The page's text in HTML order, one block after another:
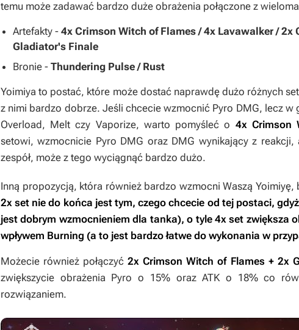
temu może zadawać bardzo duże obrażenia połączone z
Artefakty - 4x Crimson Witch of Flames / 4x Lavawalker / 2x
Gladiator's Finale
Bronie - Thundering Pulse / Rust
Yoimiya to postać, które może dostać naprawdę dużo różnych
z nimi bardzo dobrze. Jeśli chcecie wzmocnić Pyro DMG, lecz w
Overload, Melt czy Vaporize, warto pomyśleć o 4x Crimson
setowi, wzmocnicie Pyro DMG oraz DMG wynikający z reakcji,
zespół, może z tego wyciągnąć bardzo dużo.
Inną propozycją, która również bardzo wzmocni Waszą
2x set nie do końca jest tym, czego chcecie od tej postaci,
jest dobrym wzmocnieniem dla tanka), o tyle 4x set zwiększa
wpływem Burning (a to jest bardzo łatwe do wykonania w
Możecie również połączyć2x Crimson Witch of Flames + 2x
zwiększycie obrażenia Pyro o 15% oraz ATK o 18% co
rozwiązaniem.